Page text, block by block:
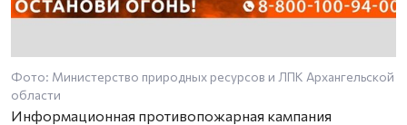
Фото: Министерство природных ресурсов и ЛПК Архангельской
области
Информационная противопожарная кампания